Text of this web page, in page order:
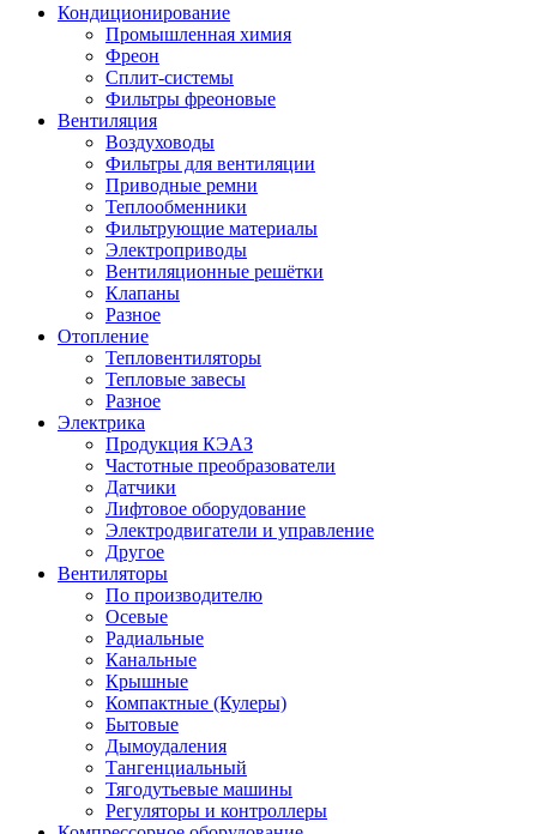
Кондиционирование
Промышленная химия
Фреон
Сплит-системы
Фильтры фреоновые
Вентиляция
Воздуховоды
Фильтры для вентиляции
Приводные ремни
Теплообменники
Фильтрующие материалы
Электроприводы
Вентиляционные решётки
Клапаны
Разное
Отопление
Тепловентиляторы
Тепловые завесы
Разное
Электрика
Продукция КЭАЗ
Частотные преобразователи
Датчики
Лифтовое оборудование
Электродвигатели и управление
Другое
Вентиляторы
По производителю
Осевые
Радиальные
Канальные
Крышные
Компактные (Кулеры)
Бытовые
Дымоудаления
Тангенциальный
Тягодутьевые машины
Регуляторы и контроллеры